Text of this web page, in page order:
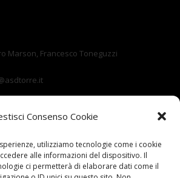
Consenso Cookie
utilizziamo tecnologie come i cookie
alle informazioni del dispositivo. Il
ci permetterà di elaborare dati come il
Marson, Francesco Toneguzzi